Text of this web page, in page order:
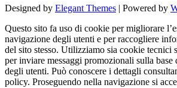
Designed by Elegant Themes | Powered by
Questo sito fa uso di cookie per migliorare
navigazione degli utenti e per raccogliere
del sito stesso. Utilizziamo sia cookie tecnici
per inviare messaggi promozionali sulla base
degli utenti. Può conoscere i dettagli
policy. Proseguendo nella navigazione si